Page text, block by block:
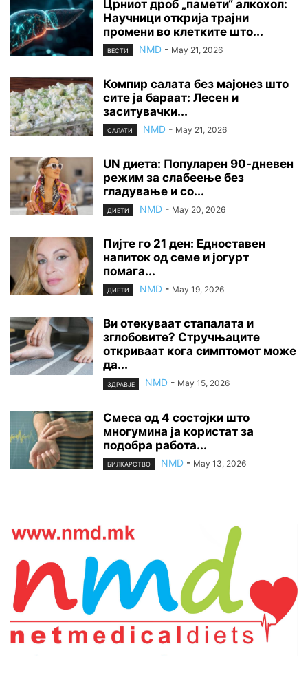
Црниот дроб „памети“ алкохол:
Научници открија трајни
промени во клетките што...
ВЕСТИ NMD - May 21, 2026
Компир салата без мајонез што
сите ја бараат: Лесен и
заситувачки...
САЛАТИ NMD - May 21, 2026
UN диета: Популарен 90-дневен
режим за слабеење без
гладување и со...
ДИЕТИ NMD - May 20, 2026
Пијте го 21 ден: Едноставен
напиток од семе и јогурт
помага...
ДИЕТИ NMD - May 19, 2026
Ви отекуваат стапалата и
зглобовите? Стручњаците
откриваат кога симптомот може
да...
ЗДРАВЈЕ NMD - May 15, 2026
Смеса од 4 состојки што
многумина ја користат за
подобра работа...
БИЛКАРСТВО NMD - May 13, 2026